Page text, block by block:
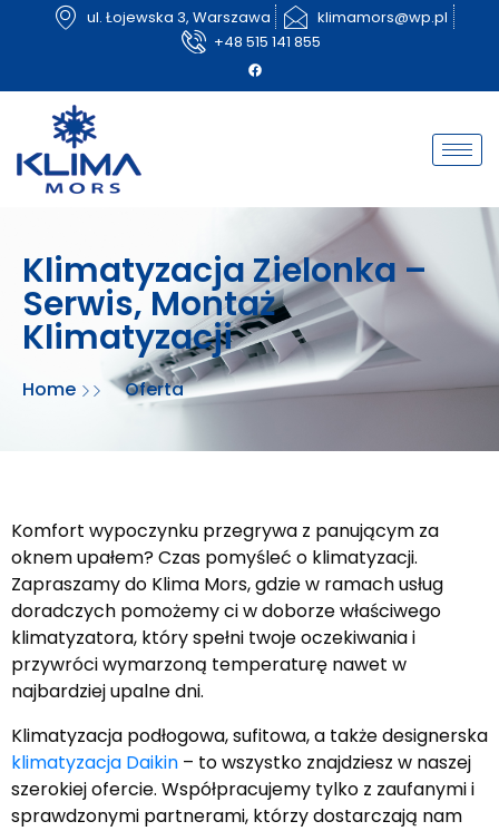
ul. Łojewska 3, Warszawa
klimamors@wp.pl
+48 515 141 855
Klimatyzacja Zielonka –
Serwis, Montaż
Klimatyzacji
Home Oferta
Komfort wypoczynku przegrywa z panującym za
oknem upałem? Czas pomyśleć o klimatyzacji.
Zapraszamy do Klima Mors, gdzie w ramach usług
doradczych pomożemy ci w doborze właściwego
klimatyzatora, który spełni twoje oczekiwania i
przywróci wymarzoną temperaturę nawet w
najbardziej upalne dni.
Klimatyzacja podłogowa, sufitowa, a także designerska
klimatyzacja Daikin – to wszystko znajdziesz w naszej
szerokiej ofercie. Współpracujemy tylko z zaufanymi i
sprawdzonymi partnerami, którzydostarczają nam